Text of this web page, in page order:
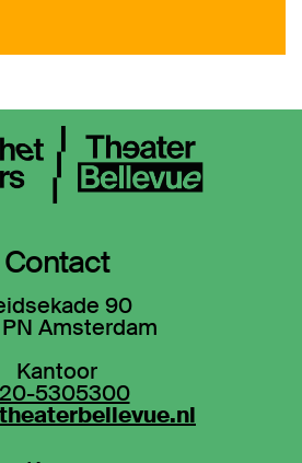
Contact
90
PN Amsterdam
Kantoor
5305300